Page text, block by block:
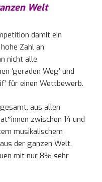
Welt
damit ein
Zahl an
nicht alle
‘geraden Weg’ und
für einen Wettbewerb.
aus allen
zwischen 14 und
musikalischem
der ganzen Welt.
mit nur 8% sehr